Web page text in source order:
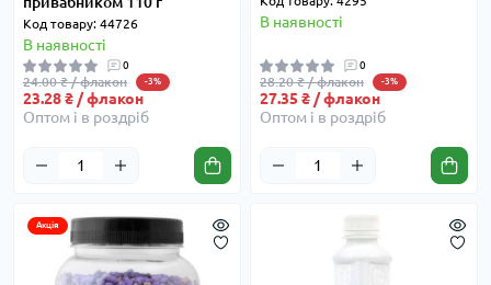
Код товару: 44726
В наявності
0
24.00 ₴ / флакон -3%
23.28 ₴ / флакон
Оптом і в роздріб
В наявності
0
28.20 ₴ / флакон -3%
27.35 ₴ / флакон
Оптом і в роздріб
Акція